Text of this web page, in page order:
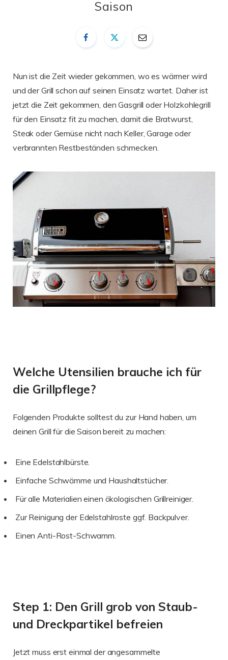
Saison
Nun ist die Zeit wieder gekommen, wo es wärmer wird
und der Grill schon auf seinen Einsatz wartet. Daher ist
jetzt die Zeit gekommen, den Gasgrill oder Holzkohlegrill
für den Einsatz fit zu machen, damit die Bratwurst,
Steak oder Gemüse nicht nach Keller, Garage oder
verbrannten Restbeständen schmecken.
Welche Utensilien brauche ich für
die Grillpflege?
Folgenden Produkte solltest du zur Hand haben, um
deinen Grill für die Saison bereit zu machen:
Eine Edelstahlbürste.
Einfache Schwämme und Haushaltstücher.
Für alle Materialien einen ökologischen Grillreiniger.
Zur Reinigung der Edelstahlroste ggf. Backpulver.
Einen Anti-Rost-Schwamm.
Step 1: Den Grill grob von Staub-
und Dreckpartikel befreien
Jetzt muss erst einmal der angesammelte